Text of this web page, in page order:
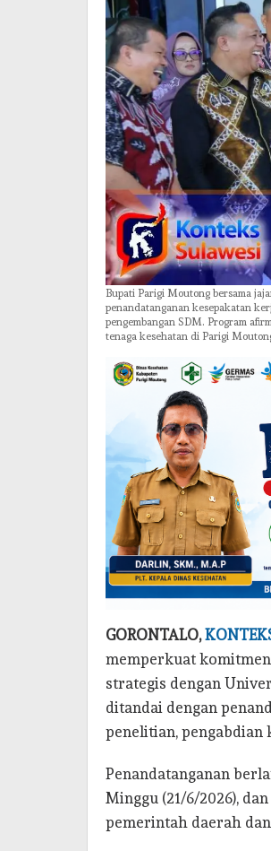
Bupati Parigi Moutong bersama
penandatanganan kesepakatan
pengembangan SDM. Program
tenaga kesehatan di Parigi
GORONTALO,
memperkuat
strategis dengan
ditandai dengan
penelitian, pengabdian
Penandatanganan
Minggu (21/6/2026),
pemerintah daerah